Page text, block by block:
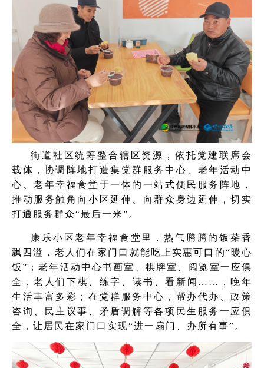
街道社区统筹整合辖区资源，依托党建联席会
载体，协调阵地打造集党群服务中心、老年活动中
心、老年幸福食堂于一体的一站式便民服务阵地，
推动服务触角向小区延伸、向群众身边延伸，切实
打通服务群众“最后一米”。
康乐小区老年幸福食堂里，热气腾腾的饭菜香
飘四溢，老人们在家门口就能吃上实惠可口的“暖心
饭”；老年活动中心书画室、棋牌室、阅览室一应俱
全，老人们下棋、练字、读书、看新闻……，晚年
生活丰富多彩；在党群服务中心，帮办代办、政策
咨询、民主议事、矛盾调解等各项民生服务一应俱
全，让居民在家门口实现“进一扇门、办所有事”。